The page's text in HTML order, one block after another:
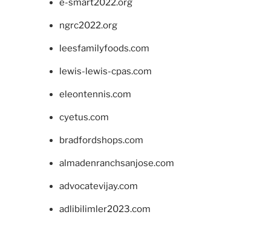
e-smart2022.org
ngrc2022.org
leesfamilyfoods.com
lewis-lewis-cpas.com
eleontennis.com
cyetus.com
bradfordshops.com
almadenranchsanjose.com
advocatevijay.com
adlibilimler2023.com